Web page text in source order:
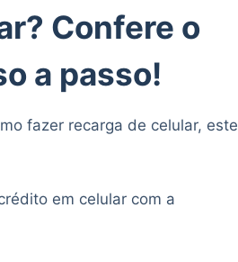
Confere o
a passo!
fazer recarga de celular, este
em celular com a